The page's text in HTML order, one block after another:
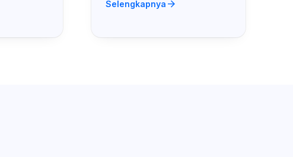
Selengkapnya arrow_forward